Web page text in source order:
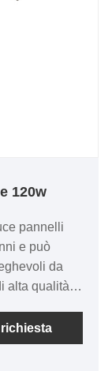
120w
pannelli
e può
da
alta qualità
per una
Solare
richiesta